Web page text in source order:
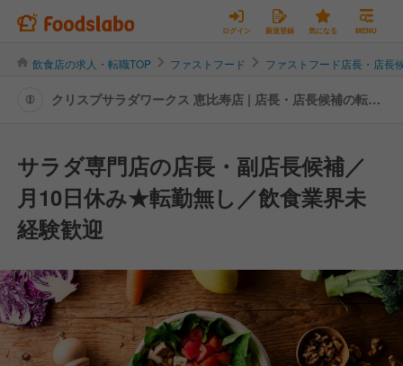
ログイン 新規登録 気になる MENU
飲食店の求人・転職TOP ファストフード ファストフード店長・店長
クリスプサラダワークス 恵比寿店 | 店長・店長候補の転
サラダ専門店の店長・副店長候補／
月10日休み★転勤無し／飲食業界未
経験歓迎